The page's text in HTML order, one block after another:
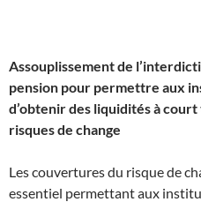
Assouplissement de
pension pour permettre aux
d’obtenir des liquidités à
risques de change
Les couvertures du risque de
essentiel permettant aux